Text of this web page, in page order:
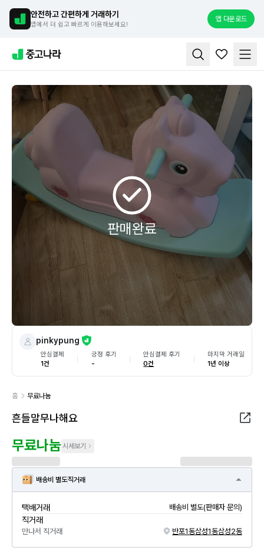
안전하고 간편하게 거래하기
앱에서 더 쉽고 빠르게 이용해보세요!
앱 다운로드
판매완료
pinkypung
안심결제
1건
긍정 후기
-
안심결제 후기
0건
마지막 거래일
1년 이상
홈 무료나눔
흔들말무나해요
무료나눔시세보기
배송비 별도직거래
택배거래 배송비 별도(판매자 문의)
직거래
만나서 직거래 반포1동삼성1동삼성2동